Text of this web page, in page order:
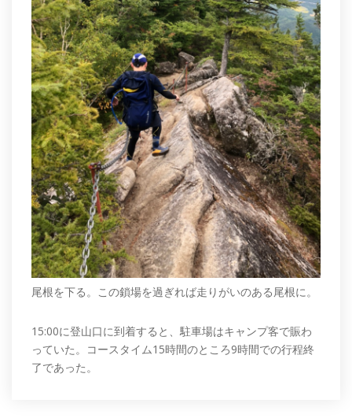
尾根を下る。この鎖場を過ぎれば走りがいのある尾根に。
15:00に登山口に到着すると、駐車場はキャンプ客で賑わ
っていた。コースタイム15時間のところ9時間での行程終
了であった。